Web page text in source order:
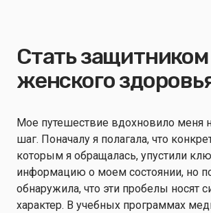
Стать защитником
женского
Мое путешествие вдохновило меня
шаг. Поначалу я полагала, что
которым я обращалась, упустили
информацию о моем состоянии, но
обнаружила, что эти пробелы носят
характер. В учебных программах